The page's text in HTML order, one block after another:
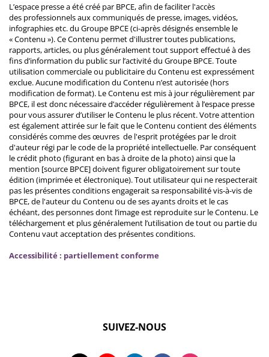
L’espace presse a été créé par BPCE, afin de faciliter l'accès
des professionnels aux communiqués de presse, images, vidéos,
infographies etc. du Groupe BPCE (ci-après désignés ensemble le
« Contenu »). Ce Contenu permet d'illustrer toutes publications,
rapports, articles, ou plus généralement tout support effectué à des
fins d’information du public sur l’activité du Groupe BPCE. Toute
utilisation commerciale ou publicitaire du Contenu est expressément
exclue. Aucune modification du Contenu n’est autorisée (hors
modification de format). Le Contenu est mis à jour régulièrement par
BPCE, il est donc nécessaire d’accéder régulièrement à l’espace presse
pour vous assurer d’utiliser le Contenu le plus récent. Votre attention
est également attirée sur le fait que le Contenu contient des éléments
considérés comme des œuvres de l'esprit protégées par le droit
d'auteur régi par le code de la propriété intellectuelle. Par conséquent
le crédit photo (figurant en bas à droite de la photo) ainsi que la
mention [source BPCE] doivent figurer obligatoirement sur toute
édition (imprimée et électronique). Tout utilisateur qui ne respecterait
pas les présentes conditions engagerait sa responsabilité vis-à-vis de
BPCE, de l'auteur du Contenu ou de ses ayants droits et le cas
échéant, des personnes dont l’image est reproduite sur le Contenu. Le
téléchargement et plus généralement l’utilisation de tout ou partie du
Contenu vaut acceptation des présentes conditions.
Accessibilité : partiellement conforme
SUIVEZ-NOUS